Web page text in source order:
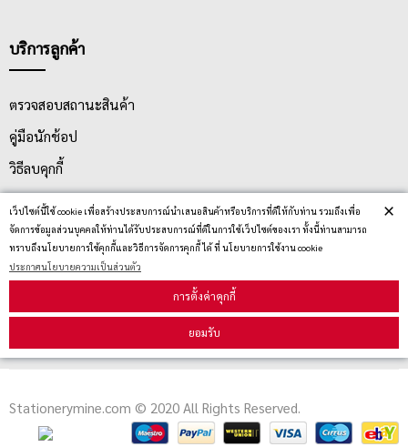
เว็ปไซต์นี้ใช้ cookie เพื่อสร้างประสบการณ์นำเสนอสินค้าหรือบริการที่ดีให้กับท่าน รวมถึงเพื่อ
จัดการข้อมูลส่วนบุคคลให้ท่านได้รับประสบการณ์ที่ดีในการใช้เว็ปไซต์ของเรา ทั้งนี้ท่านสามารถ
ทราบถึงนโยบายการใช้คุกกี้และวิธีการจัดการคุกกี้ ได้ ที่ นโยบายการใช้งาน cookie
ประกาศนโยบายความเป็นส่วนตัว
การตั้งค่าคุกกี้
ยอมรับ
×
บริการลูกค้า
ตรวจสอบสถานะสินค้า
คู่มือนักช้อป
วิธีลบคุกกี้
สมัครรับข่าวสาร
รับข่าวสาร
Stationerymine.com © 2020 All Rights Reserved.